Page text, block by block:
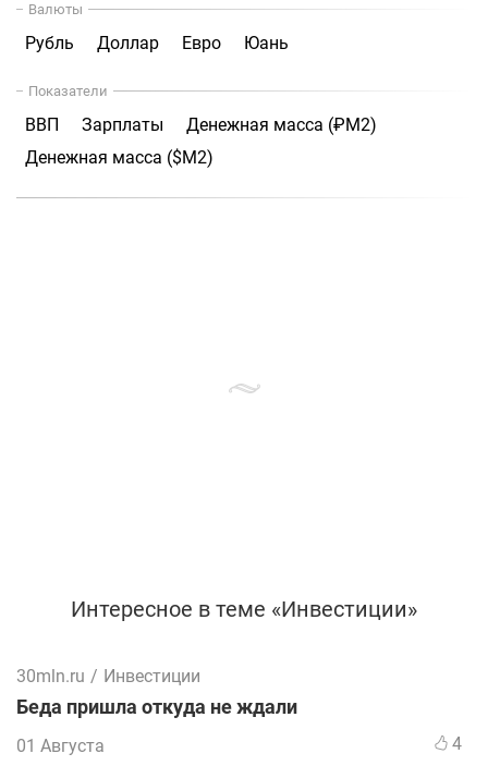
Валюты
Рубль Доллар Евро Юань
Показатели
ВВП Зарплаты
Денежная масса (₽М2)
Денежная масса ($М2)
Интересное в теме «Инвестиции»
30mln.ru / Инвестиции
Беда пришла откуда не ждали
01 Августа 4